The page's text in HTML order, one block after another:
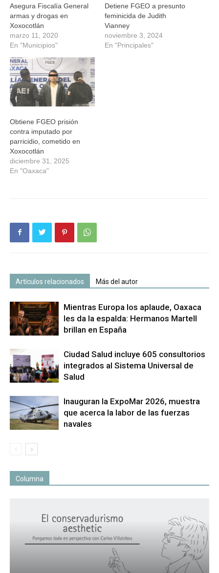
Asegura Fiscalía General
armas y drogas en
Xoxocotlán
marzo 11, 2020
En "Municipios"
Detiene FGEO a presunto
feminicida de Judith
Vianney
noviembre 3, 2024
En "Principales"
Obtiene FGEO prisión
contra imputado por
parricidio, cometido en
Xoxocotlán
diciembre 31, 2025
En "Oaxaca"
Artículos relacionados Más del autor
Mientras Europa los aplaude, Oaxaca
les da la espalda: Hermanos Martell
brillan en España
Ciudad Salud incluye 605 consultorios
integrados al Sistema Universal de
Salud
Inauguran la ExpoMar 2026, muestra
que acerca la labor de las fuerzas
navales
Columna